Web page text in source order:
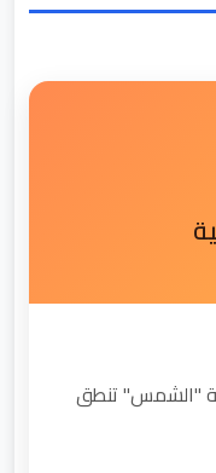
"الشمس" تنطق